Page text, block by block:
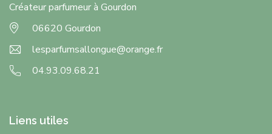
Créateur parfumeur à Gourdon
06620 Gourdon
lesparfumsallongue@orange.fr
04.93.09.68.21
Liens utiles